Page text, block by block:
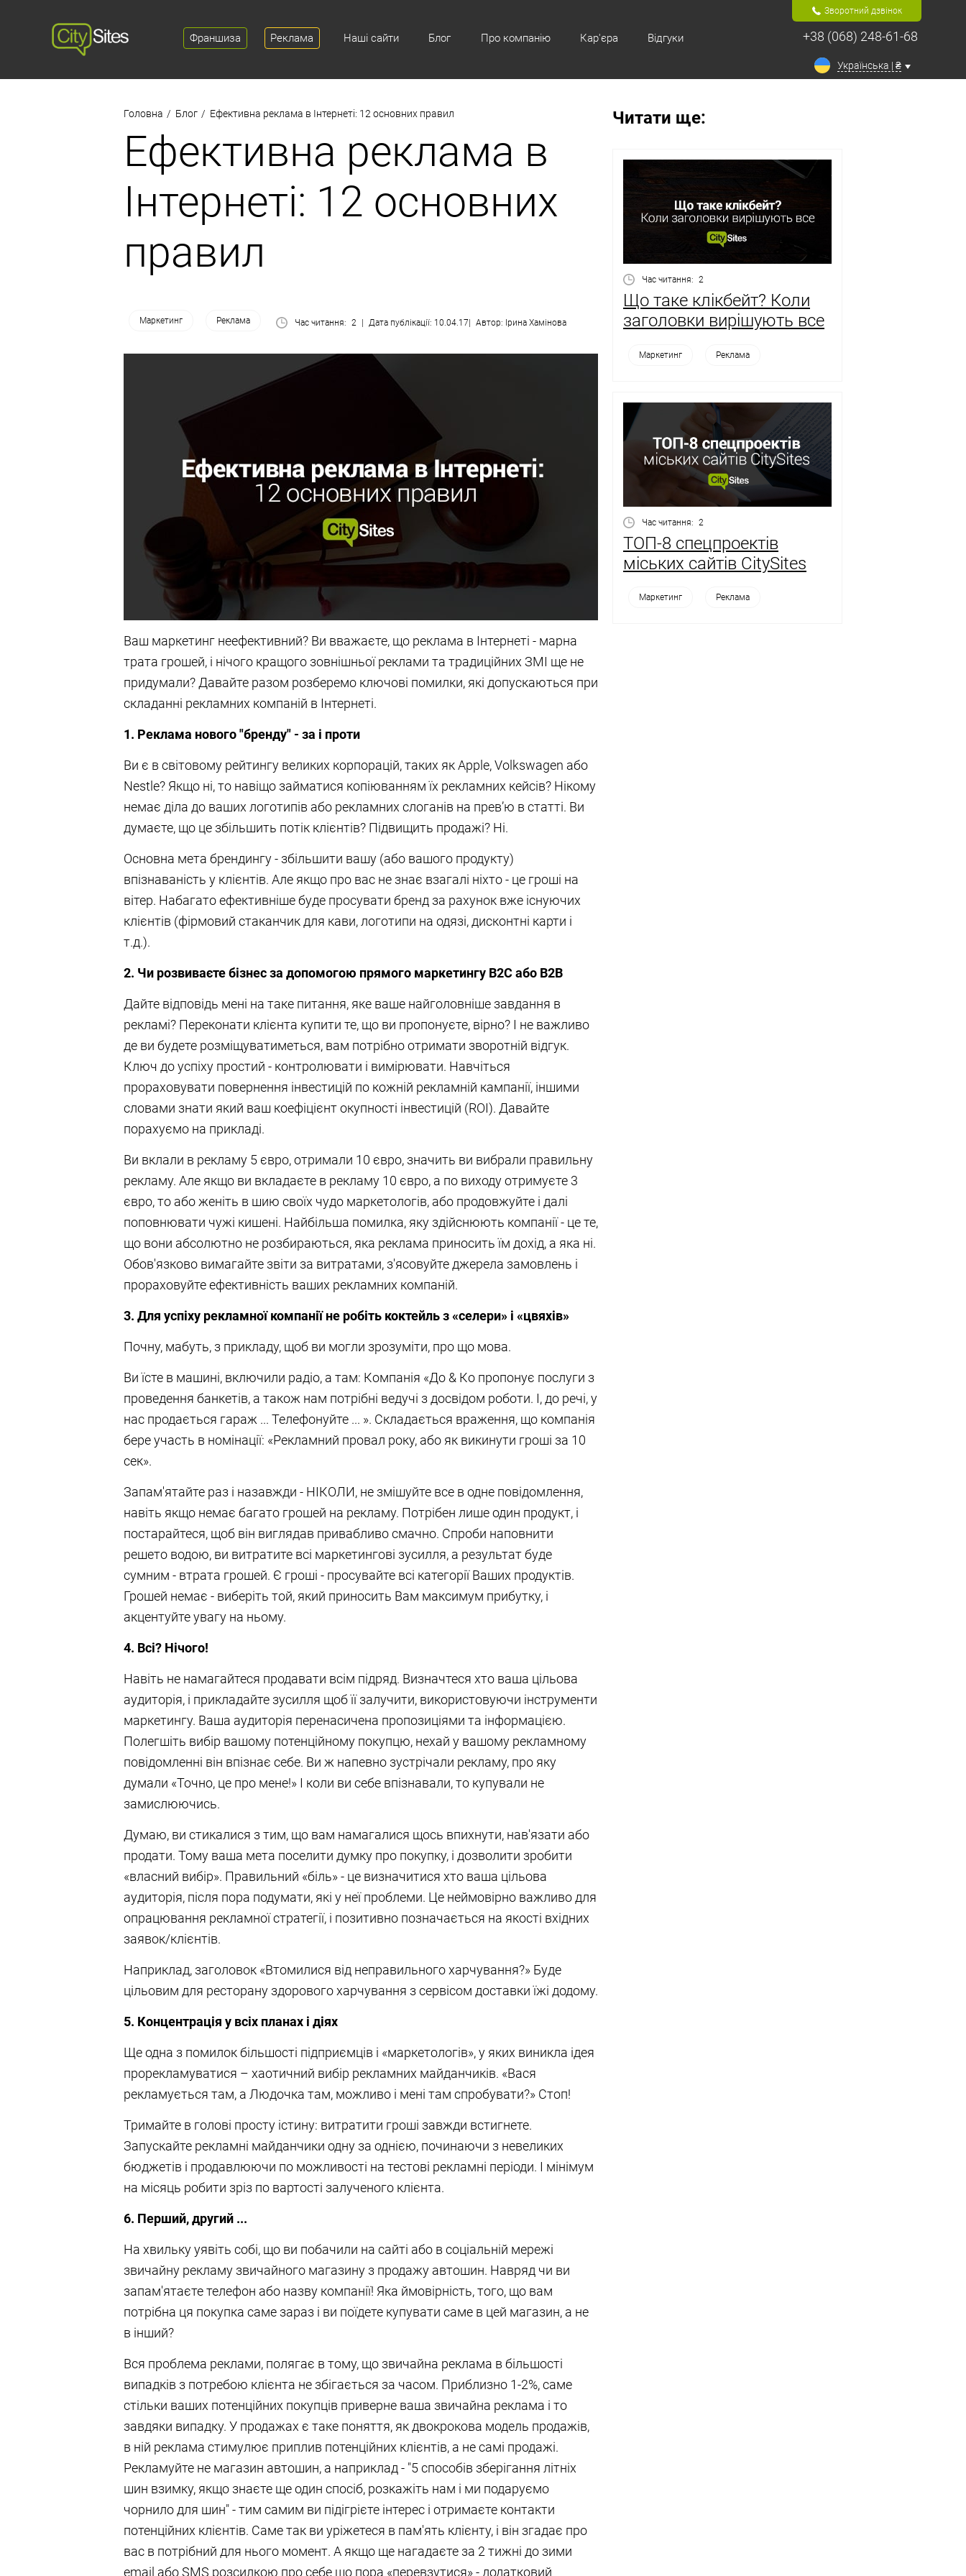
Зворотний дзвінок
+38 (068) 248-61-68
Українська | ₴
Франшиза Реклама Наші сайти Блог Про компанію Кар'єра Відгуки
Головна Блог Ефективна реклама в Інтернеті: 12 основних правил
Ефективна реклама в
Інтернеті: 12 основних
правил
Маркетинг Реклама Час читання: 2 Дата публікації: 10.04.17 Автор: Ірина Хамінова
Ваш маркетинг неефективний? Ви вважаєте, що реклама в Інтернеті - марна
трата грошей, і нічого кращого зовнішньої реклами та традиційних ЗМІ ще не
придумали? Давайте разом розберемо ключові помилки, які допускаються при
складанні рекламних компаній в Інтернеті.
1. Реклама нового "бренду" - за і проти
Ви є в світовому рейтингу великих корпорацій, таких як Apple, Volkswagen або
Nestle? Якщо ні, то навіщо займатися копіюванням їх рекламних кейсів? Нікому
немає діла до ваших логотипів або рекламних слоганів на прев’ю в статті. Ви
думаєте, що це збільшить потік клієнтів? Підвищить продажі? Ні.
Основна мета брендингу - збільшити вашу (або вашого продукту)
впізнаваність у клієнтів. Але якщо про вас не знає взагалі ніхто - це гроші на
вітер. Набагато ефективніше буде просувати бренд за рахунок вже існуючих
клієнтів (фірмовий стаканчик для кави, логотипи на одязі, дисконтні карти і
т.д.).
2. Чи розвиваєте бізнес за допомогою прямого маркетингу B2C або B2B
Дайте відповідь мені на таке питання, яке ваше найголовніше завдання в
рекламі? Переконати клієнта купити те, що ви пропонуєте, вірно? І не важливо
де ви будете розміщуватиметься, вам потрібно отримати зворотній відгук.
Ключ до успіху простий - контролювати і вимірювати. Навчіться
прораховувати повернення інвестицій по кожній рекламній кампанії, іншими
словами знати який ваш коефіцієнт окупності інвестицій (ROI). Давайте
порахуємо на прикладі.
Ви вклали в рекламу 5 євро, отримали 10 євро, значить ви вибрали правильну
рекламу. Але якщо ви вкладаєте в рекламу 10 євро, а по виходу отримуєте 3
євро, то або женіть в шию своїх чудо маркетологів, або продовжуйте і далі
поповнювати чужі кишені. Найбільша помилка, яку здійснюють компанії - це те,
що вони абсолютно не розбираються, яка реклама приносить їм дохід, а яка ні.
Обов'язково вимагайте звіти за витратами, з'ясовуйте джерела замовлень і
прораховуйте ефективність ваших рекламних компаній.
3. Для успіху рекламної компанії не робіть коктейль з «селери» і «цвяхів»
Почну, мабуть, з прикладу, щоб ви могли зрозуміти, про що мова.
Ви їсте в машині, включили радіо, а там: Компанія «До & Ко пропонує послуги з
проведення банкетів, а також нам потрібні ведучі з досвідом роботи. І, до речі, у
нас продається гараж ... Телефонуйте ... ». Складається враження, що компанія
бере участь в номінації: «Рекламний провал року, або як викинути гроші за 10
сек».
Запам'ятайте раз і назавжди - НІКОЛИ, не змішуйте все в одне повідомлення,
навіть якщо немає багато грошей на рекламу. Потрібен лише один продукт, і
постарайтеся, щоб він виглядав привабливо смачно. Спроби наповнити
решето водою, ви витратите всі маркетингові зусилля, а результат буде
сумним - втрата грошей. Є гроші - просувайте всі категорії Ваших продуктів.
Грошей немає - виберіть той, який приносить Вам максимум прибутку, і
акцентуйте увагу на ньому.
4. Всі? Нічого!
Навіть не намагайтеся продавати всім підряд. Визначтеся хто ваша цільова
аудиторія, і прикладайте зусилля щоб її залучити, використовуючи інструменти
маркетингу. Ваша аудиторія перенасичена пропозиціями та інформацією.
Полегшіть вибір вашому потенційному покупцю, нехай у вашому рекламному
повідомленні він впізнає себе. Ви ж напевно зустрічали рекламу, про яку
думали «Точно, це про мене!» І коли ви себе впізнавали, то купували не
замислюючись.
Думаю, ви стикалися з тим, що вам намагалися щось впихнути, нав'язати або
продати. Тому ваша мета поселити думку про покупку, і дозволити зробити
«власний вибір». Правильний «біль» - це визначитися хто ваша цільова
аудиторія, після пора подумати, які у неї проблеми. Це неймовірно важливо для
опрацювання рекламної стратегії, і позитивно позначається на якості вхідних
заявок/клієнтів.
Наприклад, заголовок «Втомилися від неправильного харчування?» Буде
цільовим для ресторану здорового харчування з сервісом доставки їжі додому.
5. Концентрація у всіх планах і діях
Ще одна з помилок більшості підприємців і «маркетологів», у яких виникла ідея
прорекламуватися – хаотичний вибір рекламних майданчиків. «Вася
рекламується там, а Людочка там, можливо і мені там спробувати?» Стоп!
Тримайте в голові просту істину: витратити гроші завжди встигнете.
Запускайте рекламні майданчики одну за однією, починаючи з невеликих
бюджетів і продавлюючи по можливості на тестові рекламні періоди. І мінімум
на місяць робити зріз по вартості залученого клієнта.
6. Перший, другий ...
На хвильку уявіть собі, що ви побачили на сайті або в соціальній мережі
звичайну рекламу звичайного магазину з продажу автошин. Навряд чи ви
запам'ятаєте телефон або назву компанії! Яка ймовірність, того, що вам
потрібна ця покупка саме зараз і ви поїдете купувати саме в цей магазин, а не
в інший?
Вся проблема реклами, полягає в тому, що звичайна реклама в більшості
випадків з потребою клієнта не збігається за часом. Приблизно 1-2%, саме
стільки ваших потенційних покупців приверне ваша звичайна реклама і то
завдяки випадку. У продажах є таке поняття, як двокрокова модель продажів,
в ній реклама стимулює приплив потенційних клієнтів, а не самі продажі.
Рекламуйте не магазин автошин, а наприклад - "5 способів зберігання літніх
шин взимку, якщо знаєте ще один спосіб, розкажіть нам і ми подаруємо
чорнило для шин" - тим самим ви підігрієте інтерес і отримаєте контакти
потенційних клієнтів. Саме так ви уріжетеся в пам'ять клієнту, і він згадає про
вас в потрібний для нього момент. А якщо ще нагадаєте за 2 тижні до зими
email або SMS розсилкою про себе що пора «перевзутися» - додатковий
Читати ще:
Час читання: 2
Що таке клікбейт? Коли
заголовки вирішують все
Маркетинг Реклама
Час читання: 2
ТОП-8 спецпроектів
міських сайтів CitySites
Маркетинг Реклама